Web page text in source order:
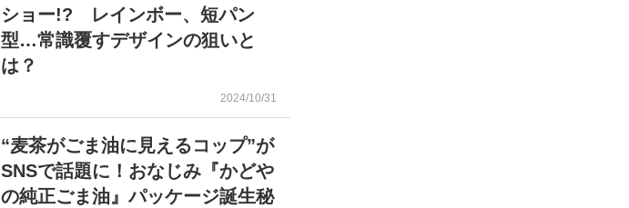
ショー!? レインボー、短パン
型…常識覆すデザインの狙いと
は？
2024/10/31
“麦茶がごま油に見えるコップ”が
SNSで話題に！おなじみ『かどや
の純正ごま油』パッケージ誕生秘